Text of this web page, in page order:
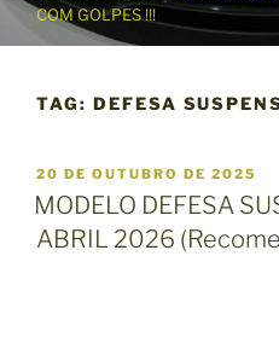
COM GOLPES !!!
TAG: DEFESA
P
U
B
L
20 DE OUTUBRO DE 2025
MODELO DEFESA
ABRIL 2026